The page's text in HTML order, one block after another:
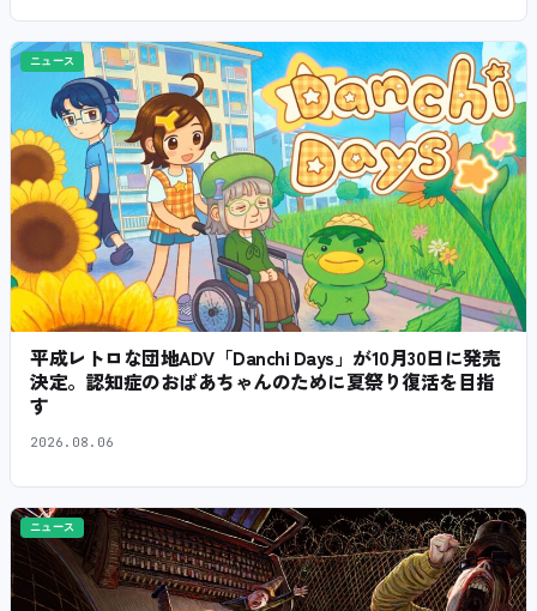
ニュース
平成レトロな団地ADV「Danchi Days」が10月30日に発売
決定。認知症のおばあちゃんのために夏祭り復活を目指
す
2026.08.06
ニュース